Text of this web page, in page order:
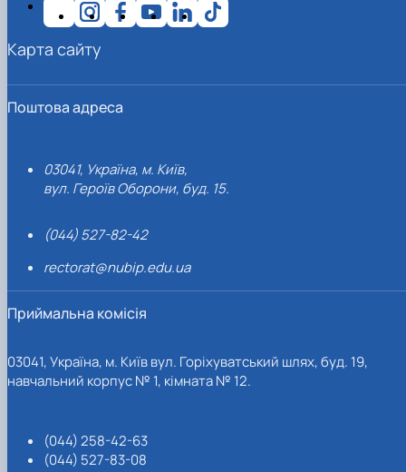
Поштова адреса
03041, Україна, м. Київ,
вул. Героїв Оборони, буд. 15.
(044) 527-82-42
rectorat@nubip.edu.ua
Приймальна комісія
03041, Україна, м. Київ вул. Горіхуватський шлях, буд. 19,
навчальний корпус № 1, кімната № 12.
(044) 258-42-63
(044) 527-83-08
Карта сайту